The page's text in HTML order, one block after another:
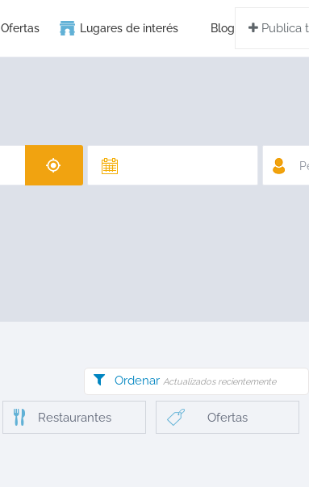
Publica
Ofertas Lugares de interés Blog
Ordenar Actualizados recientemente
Restaurantes Ofertas